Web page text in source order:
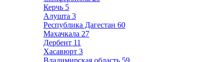
Керчь 5
Алушта 3
Республика Дагестан 60
Махачкала 27
Дербент 11
Хасавюрт 3
Владимирская область 59